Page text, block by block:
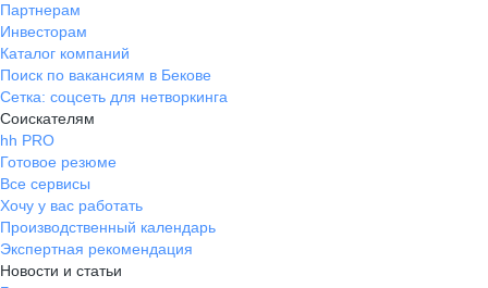
Партнерам
Инвесторам
Каталог компаний
Поиск по вакансиям в Бекове
Сетка: соцсеть для нетворкинга
Соискателям
hh PRO
Готовое резюме
Все сервисы
Хочу у вас работать
Производственный календарь
Экспертная рекомендация
Новости и статьи